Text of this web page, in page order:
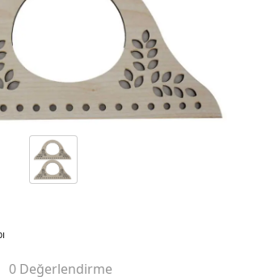
0 Değerlendirme